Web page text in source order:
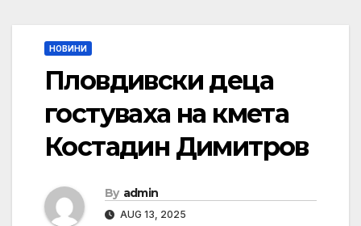
НОВИНИ
Пловдивски деца
гостуваха на кмета
Костадин Димитров
By admin
AUG 13, 2025